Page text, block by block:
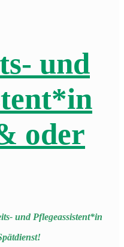
und
oder
und Pflegeassistent*in